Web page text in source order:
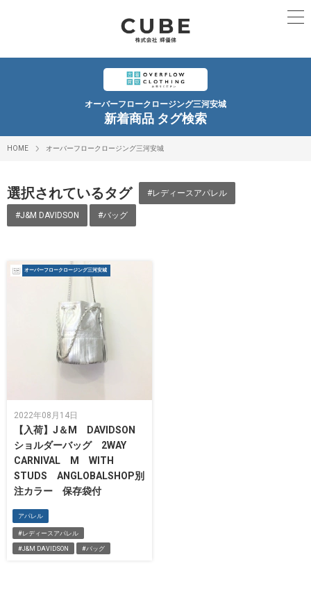
オーバーフロークロージング三河安城
新着商品 タグ検索
HOME オーバーフロークロージング三河安城
選択されているタグ #レディースアパレル
#J&M DAVIDSON #バッグ
オーバーフロークロージング三河安城
2022年08月14日
【入荷】J＆M DAVIDSON
ショルダーバッグ 2WAY
CARNIVAL M WITH
STUDS ANGLOBALSHOP別
注カラー 保存袋付
アパレル
#レディースアパレル
#J&M DAVIDSON #バッグ